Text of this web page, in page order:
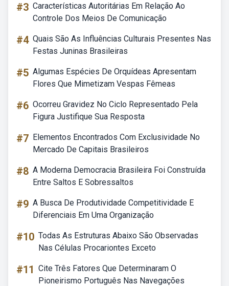
#3 Características Autoritárias Em Relação Ao
Controle Dos Meios De Comunicação
#4 Quais São As Influências Culturais Presentes Nas
Festas Juninas Brasileiras
#5 Algumas Espécies De Orquídeas Apresentam
Flores Que Mimetizam Vespas Fêmeas
#6 Ocorreu Gravidez No Ciclo Representado Pela
Figura Justifique Sua Resposta
#7 Elementos Encontrados Com Exclusividade No
Mercado De Capitais Brasileiros
#8 A Moderna Democracia Brasileira Foi Construída
Entre Saltos E Sobressaltos
#9 A Busca De Produtividade Competitividade E
Diferenciais Em Uma Organização
#10 Todas As Estruturas Abaixo São Observadas
Nas Células Procariontes Exceto
#11 Cite Três Fatores Que Determinaram O
Pioneirismo Português Nas Navegações